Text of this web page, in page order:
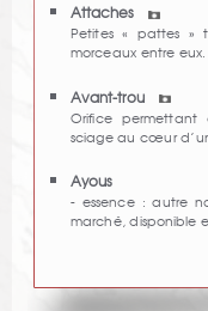
Attaches
Petites « pattes »
morceaux entre eux.
Avant-trou
Orifice permettant
sciage au cœur
Ayous
- essence : autre
marché,